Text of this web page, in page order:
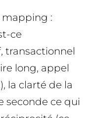
:
ce
transactionnel
long, appel
la clarté de la
seconde ce qui